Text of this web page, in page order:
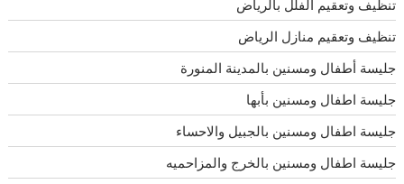
تنظيف وتعقيم الفلل بالرياض
تنظيف وتعقيم منازل الرياض
جليسة أطفال ومسنين بالمدينة المنورة
جليسة اطفال ومسنين بأبها
جليسة اطفال ومسنين بالجبيل والاحساء
جليسة اطفال ومسنين بالخرج والمزاحميه